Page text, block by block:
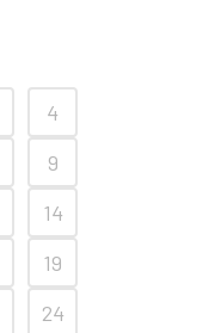
4
9
14
19
24